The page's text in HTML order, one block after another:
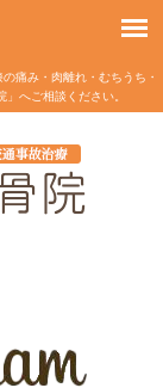
痛み・肉離れ・むちうち・
へご相談ください。